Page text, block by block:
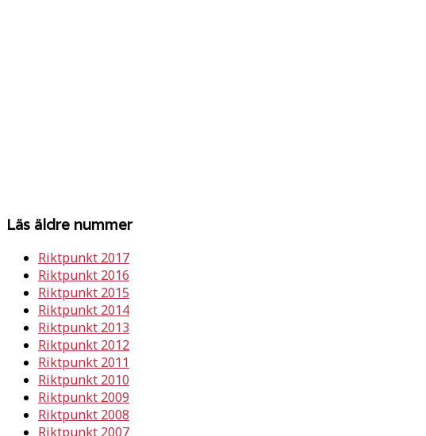
Läs äldre nummer
Riktpunkt 2017
Riktpunkt 2016
Riktpunkt 2015
Riktpunkt 2014
Riktpunkt 2013
Riktpunkt 2012
Riktpunkt 2011
Riktpunkt 2010
Riktpunkt 2009
Riktpunkt 2008
Riktpunkt 2007